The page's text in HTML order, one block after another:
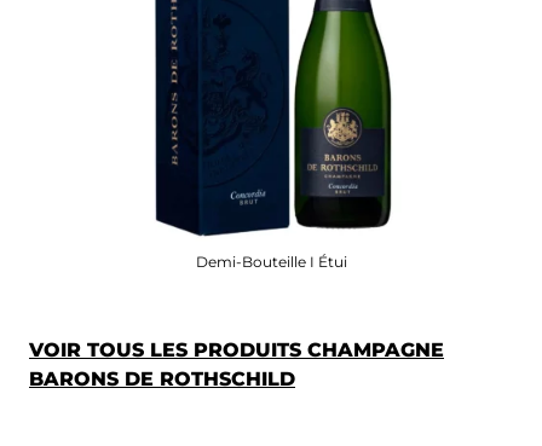
Demi-Bouteille I Étui
VOIR TOUS LES PRODUITS CHAMPAGNE
BARONS DE ROTHSCHILD